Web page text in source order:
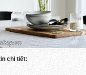
chi tiết: